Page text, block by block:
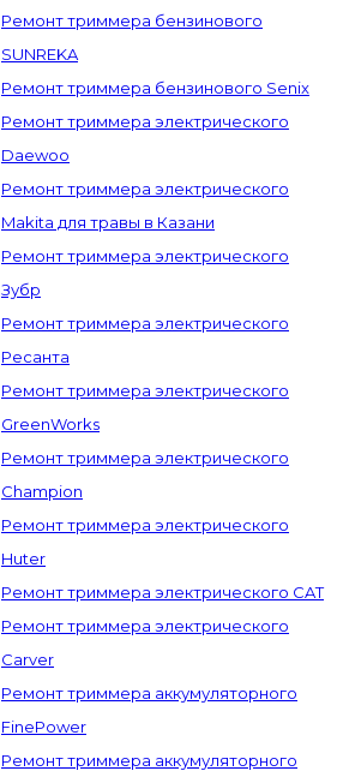
Ремонт триммера бензинового
SUNREKA
Ремонт триммера бензинового Senix
Ремонт триммера электрического
Daewoo
Ремонт триммера электрического
Makita для травы в Казани
Ремонт триммера электрического
Зубр
Ремонт триммера электрического
Ресанта
Ремонт триммера электрического
GreenWorks
Ремонт триммера электрического
Champion
Ремонт триммера электрического
Huter
Ремонт триммера электрического CAT
Ремонт триммера электрического
Carver
Ремонт триммера аккумуляторного
FinePower
Ремонт триммера аккумуляторного